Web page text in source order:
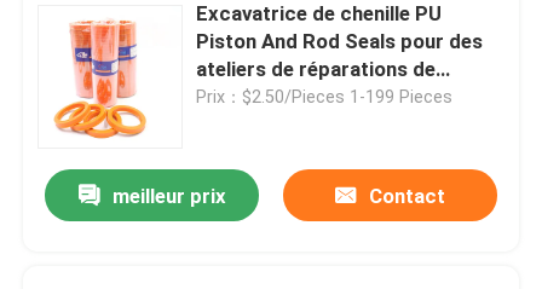
Vidéos
Au sujet de nous
Visite d'usine
Excavatrice de chenille PU
Piston And Rod Seals pour des
ateliers de réparations de
machines
Prix：$2.50/Pieces 1-199 Pieces
meilleur prix Contact